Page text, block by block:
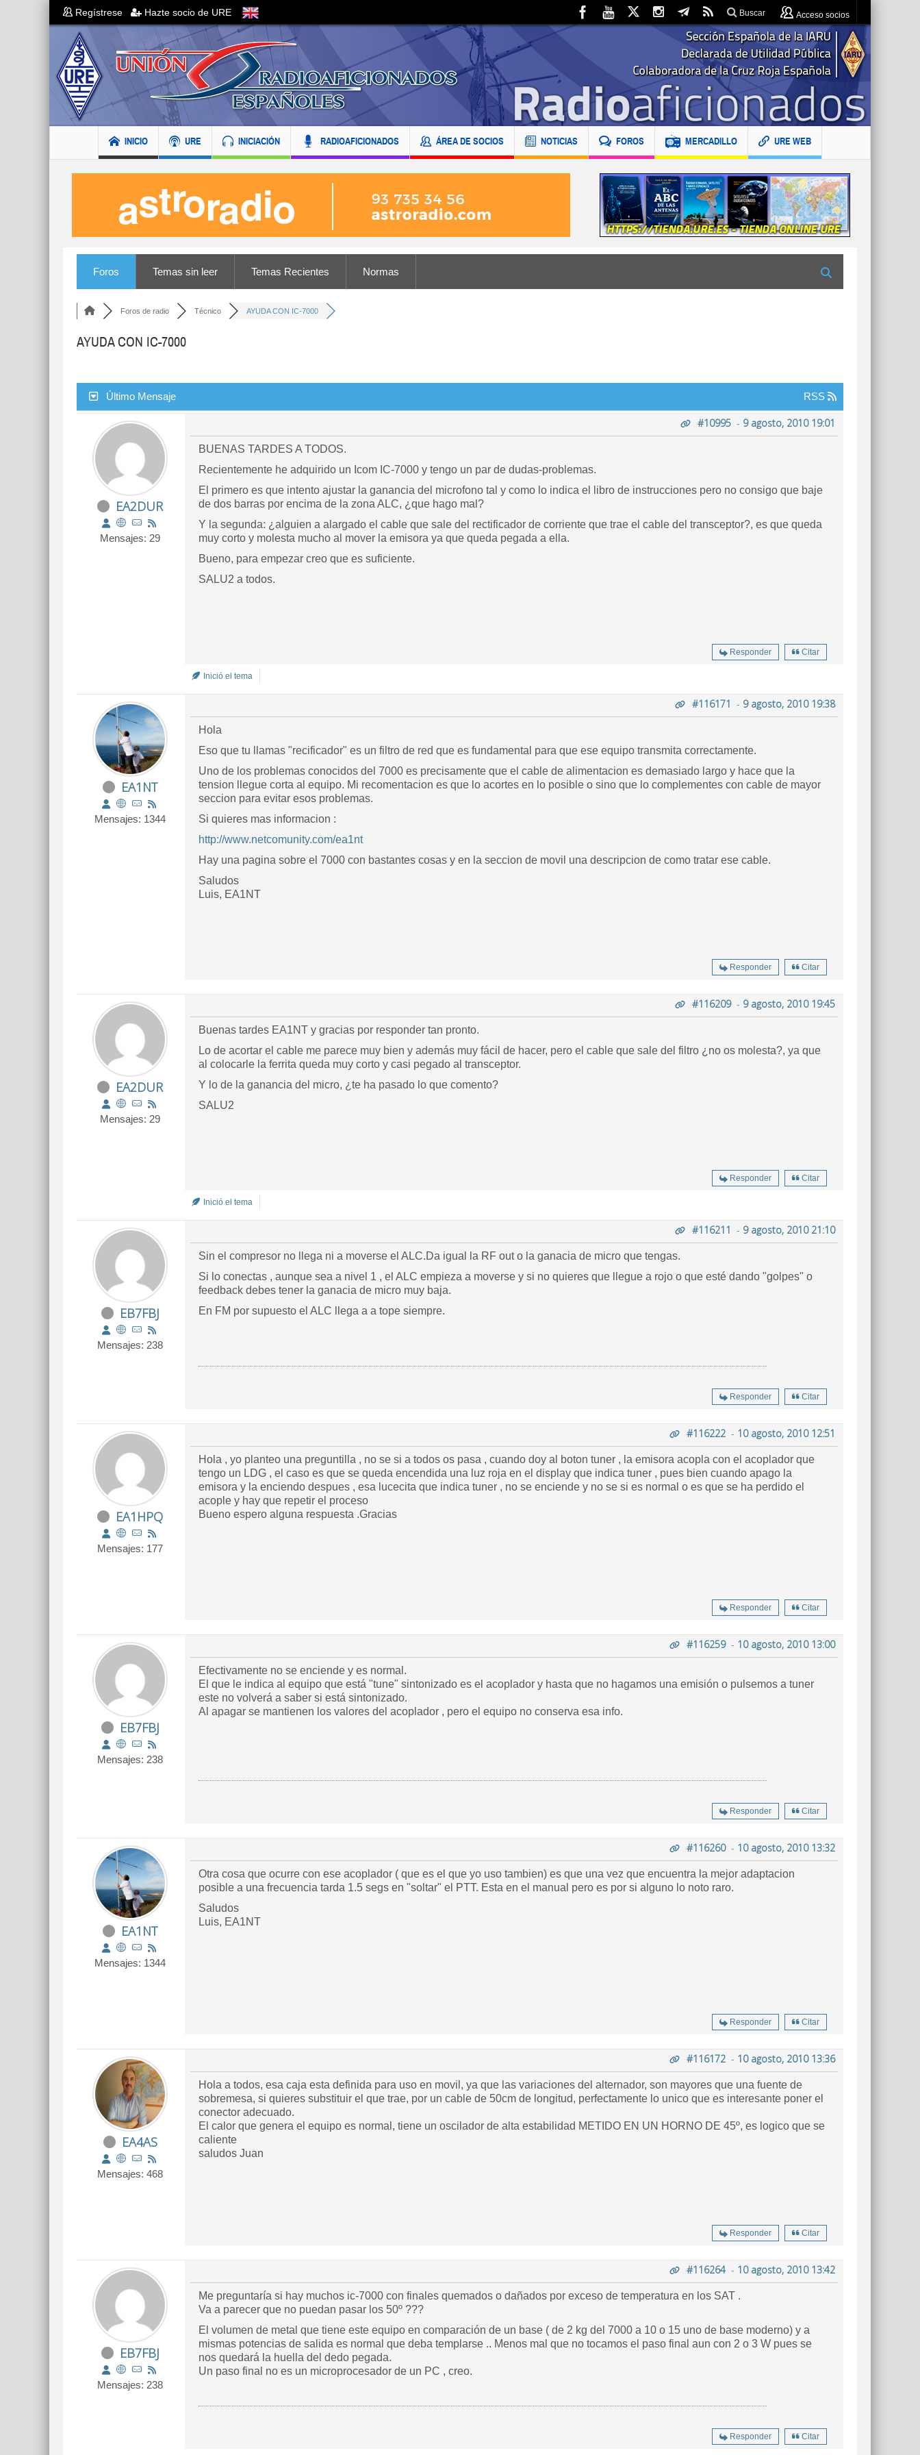
Regístrese Hazte socio de URE Buscar Acceso socios
INICIO URE INICIACIÓN RADIOAFICIONADOS ÁREA DE SOCIOS NOTICIAS FOROS MERCADILLO URE WEB
Foros Temas sin leer Temas Recientes Normas
Foros de radio Técnico AYUDA CON IC-7000
AYUDA CON IC-7000
Último Mensaje RSS
EA2DUR
Mensajes: 29
#10995 - 9 agosto, 2010 19:01
BUENAS TARDES A TODOS.
Recientemente he adquirido un Icom IC-7000 y tengo un par de dudas-problemas.
El primero es que intento ajustar la ganancia del microfono tal y como lo indica el libro de instrucciones pero no consigo que baje
de dos barras por encima de la zona ALC, ¿que hago mal?
Y la segunda: ¿alguien a alargado el cable que sale del rectificador de corriente que trae el cable del transceptor?, es que queda
muy corto y molesta mucho al mover la emisora ya que queda pegada a ella.
Bueno, para empezar creo que es suficiente.
SALU2 a todos.
Responder Citar
Inició el tema
EA1NT
Mensajes: 1344
#116171 - 9 agosto, 2010 19:38
Hola
Eso que tu llamas "recificador" es un filtro de red que es fundamental para que ese equipo transmita correctamente.
Uno de los problemas conocidos del 7000 es precisamente que el cable de alimentacion es demasiado largo y hace que la
tension llegue corta al equipo. Mi recomentacion es que lo acortes en lo posible o sino que lo complementes con cable de mayor
seccion para evitar esos problemas.
Si quieres mas informacion :
http://www.netcomunity.com/ea1nt
Hay una pagina sobre el 7000 con bastantes cosas y en la seccion de movil una descripcion de como tratar ese cable.
Saludos
Luis, EA1NT
Responder Citar
EA2DUR
Mensajes: 29
#116209- 9 agosto, 2010 19:45
Buenas tardes EA1NT y gracias por responder tan pronto.
Lo de acortar el cable me parece muy bien y además muy fácil de hacer, pero el cable que sale del filtro ¿no os molesta?, ya que
al colocarle la ferrita queda muy corto y casi pegado al transceptor.
Y lo de la ganancia del micro, ¿te ha pasado lo que comento?
SALU2
Responder Citar
Inició el tema
EB7FBJ
Mensajes: 238
#116211 - 9 agosto, 2010 21:10
Sin el compresor no llega ni a moverse el ALC.Da igual la RF out o la ganacia de micro que tengas.
Si lo conectas , aunque sea a nivel 1 , el ALC empieza a moverse y si no quieres que llegue a rojo o que esté dando "golpes" o
feedback debes tener la ganacia de micro muy baja.
En FM por supuesto el ALC llega a a tope siempre.
Responder Citar
EA1HPQ
Mensajes: 177
#116222 - 10 agosto, 2010 12:51
Hola , yo planteo una preguntilla , no se si a todos os pasa , cuando doy al boton tuner , la emisora acopla con el acoplador que
tengo un LDG , el caso es que se queda encendida una luz roja en el display que indica tuner , pues bien cuando apago la
emisora y la enciendo despues , esa lucecita que indica tuner , no se enciende y no se si es normal o es que se ha perdido el
acople y hay que repetir el proceso
Bueno espero alguna respuesta .Gracias
Responder Citar
EB7FBJ
Mensajes: 238
#116259- 10 agosto, 2010 13:00
Efectivamente no se enciende y es normal.
El que le indica al equipo que está "tune" sintonizado es el acoplador y hasta que no hagamos una emisión o pulsemos a tuner
este no volverá a saber si está sintonizado.
Al apagar se mantienen los valores del acoplador , pero el equipo no conserva esa info.
Responder Citar
EA1NT
Mensajes: 1344
#116260- 10 agosto, 2010 13:32
Otra cosa que ocurre con ese acoplador ( que es el que yo uso tambien) es que una vez que encuentra la mejor adaptacion
posible a una frecuencia tarda 1.5 segs en "soltar" el PTT. Esta en el manual pero es por si alguno lo noto raro.
Saludos
Luis, EA1NT
Responder Citar
EA4AS
Mensajes: 468
#116172 - 10 agosto, 2010 13:36
Hola a todos, esa caja esta definida para uso en movil, ya que las variaciones del alternador, son mayores que una fuente de
sobremesa, si quieres substituir el que trae, por un cable de 50cm de longitud, perfectamente lo unico que es interesante poner el
conector adecuado.
El calor que genera el equipo es normal, tiene un oscilador de alta estabilidad METIDO EN UN HORNO DE 45º, es logico que se
caliente
saludos Juan
Responder Citar
EB7FBJ
Mensajes: 238
#116264- 10 agosto, 2010 13:42
Me preguntaría si hay muchos ic-7000 con finales quemados o dañados por exceso de temperatura en los SAT .
Va a parecer que no puedan pasar los 50º ???
El volumen de metal que tiene este equipo en comparación de un base ( de 2 kg del 7000 a 10 o 15 uno de base moderno) y a
mismas potencias de salida es normal que deba templarse .. Menos mal que no tocamos el paso final aun con 2 o 3 W pues se
nos quedará la huella del dedo pegada.
Un paso final no es un microprocesador de un PC , creo.
Responder Citar